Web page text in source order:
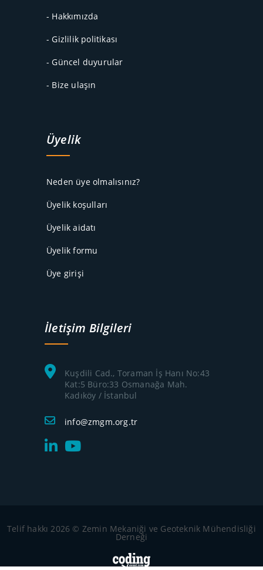
- Hakkımızda
- Gizlilik politikası
- Güncel duyurular
- Bize ulaşın
Üyelik
Neden üye olmalısınız?
Üyelik koşulları
Üyelik aidatı
Üyelik formu
Üye girişi
İletişim Bilgileri
Kuşdili Cad., Toraman İş Hanı No:43
Kat:5 Büro:33 Osmanağa Mah.
Kadıköy / İstanbul
info@zmgm.org.tr
Telif hakkı 2026 © Zemin Mekaniği ve Geoteknik Mühendisliği
Derneği